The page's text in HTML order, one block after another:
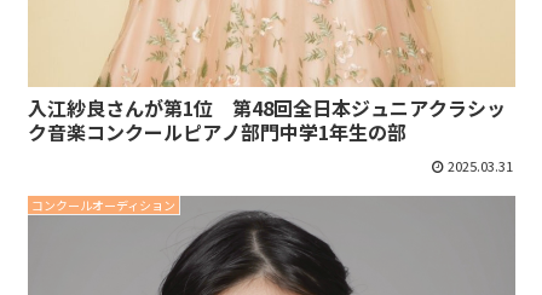
入江紗良さんが第1位 第48回全日本ジュニアクラシッ
ク音楽コンクールピアノ部門中学1年生の部
2025.03.31
コンクールオーディション